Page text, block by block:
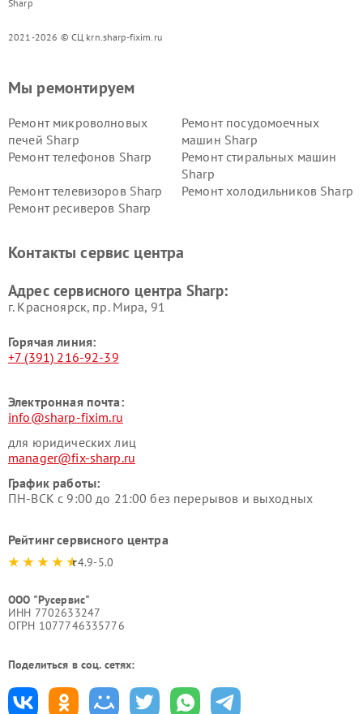
Sharp
2021-2026 © СЦ krn.sharp-fixim.ru
Мы ремонтируем
Ремонт микроволновых
печей Sharp
Ремонт посудомоечных
машин Sharp
Ремонт телефонов Sharp
Ремонт стиральных машин
Sharp
Ремонт телевизоров Sharp
Ремонт холодильников Sharp
Ремонт ресиверов Sharp
Контакты сервис центра
Адрес сервисного центра Sharp:
г. Красноярск, ​пр. Мира, 91
Горячая линия:
+7 (391) 216-92-39
Электронная почта:
info@sharp-fixim.ru
для юридических лиц
manager@fix-sharp.ru
График работы:
ПН-ВСК с 9:00 до 21:00 без перерывов и выходных
Рейтинг сервисного центра
4.9-5.0
ООО "Русервис"
ИНН 7702633247
ОГРН 1077746335776
Поделиться в соц. сетях: